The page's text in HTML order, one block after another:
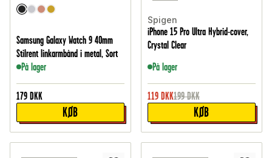
Samsung Galaxy Watch 9 40mm
Stilrent linkarmbånd i metal, Sort
På lager
179 DKK
KØB
Spigen
iPhone 15 Pro Ultra Hybrid-cover,
Crystal Clear
På lager
119 DKK199 DKK
KØB